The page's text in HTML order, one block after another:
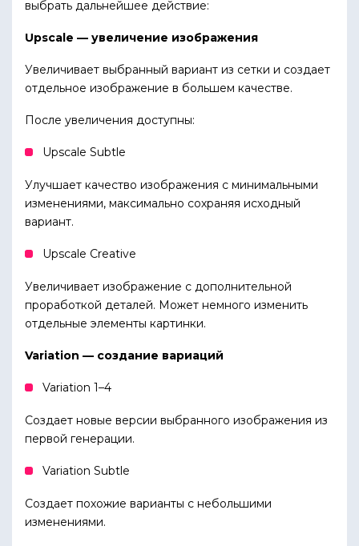
выбрать дальнейшее действие:
Upscale — увеличение изображения
Увеличивает выбранный вариант из сетки и создает
отдельное изображение в большем качестве.
После увеличения доступны:
Upscale Subtle
Улучшает качество изображения с минимальными
изменениями, максимально сохраняя исходный
вариант.
Upscale Creative
Увеличивает изображение с дополнительной
проработкой деталей. Может немного изменить
отдельные элементы картинки.
Variation — создание вариаций
Variation 1–4
Создает новые версии выбранного изображения из
первой генерации.
Variation Subtle
Создает похожие варианты с небольшими
изменениями.